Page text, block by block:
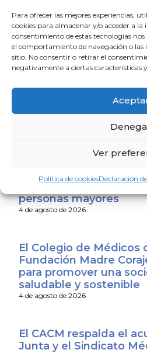
Para ofrecer las mejores experiencias,
cookies para almacenar y/o acceder a
consentimiento de estas tecnologías
el comportamiento de navegación o las
sitio. No consentir o retirar el
negativamente a ciertas características
Ver
Política de cookiesDeclaración
Politizar la salud pública sólo
ciudadanos y dificulta el
llamados a protegerla.
Hoy más que nunca debemos
común, apoyar a nuestros
reforzar la confianza en las
tranquilidad para la sociedad.
La Escuela de Verano
programación con una
sexualidad y suelo
personas mayores
4 de agosto de 2026
El Colegio de Médicos
Fundación Madre
para promover una
saludable y sostenible
4 de agosto de 2026
El CACM respalda el
Junta y el Sindicato